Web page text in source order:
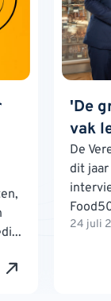
'De
vak
De
dit
24 juli